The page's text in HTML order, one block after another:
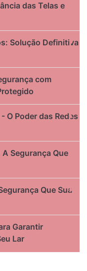
das Telas e
Solução Definitiva
com
O Poder das Redes
Segurança Que
Que Sua
Garantir
Lar